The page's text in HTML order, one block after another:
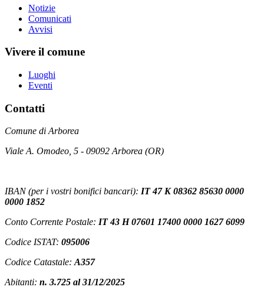
Notizie
Comunicati
Avvisi
Vivere il comune
Luoghi
Eventi
Contatti
Comune di Arborea
Viale A. Omodeo, 5 - 09092 Arborea (OR)
IBAN (per i vostri bonifici bancari): IT 47 K 08362 85630 0000
0000 1852
Conto Corrente Postale: IT 43 H 07601 17400 0000 1627 6099
Codice ISTAT: 095006
Codice Catastale:A357
Abitanti: n. 3.725 al 31/12/2025